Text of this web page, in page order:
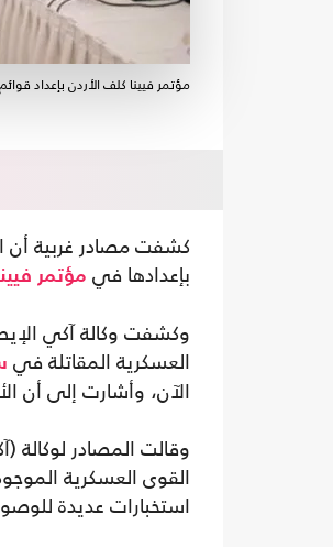
مؤتمر فيينا كلف الأردن بإعداد
كشفت مصادر غربية أن
بإعدادها في مؤتمر
وكشفت وكالة آكي
العسكرية المقاتلة في
الآن، وأشارت إلى أن
وقالت المصادر لوكالة
القوى العسكرية
استخبارات عديدة